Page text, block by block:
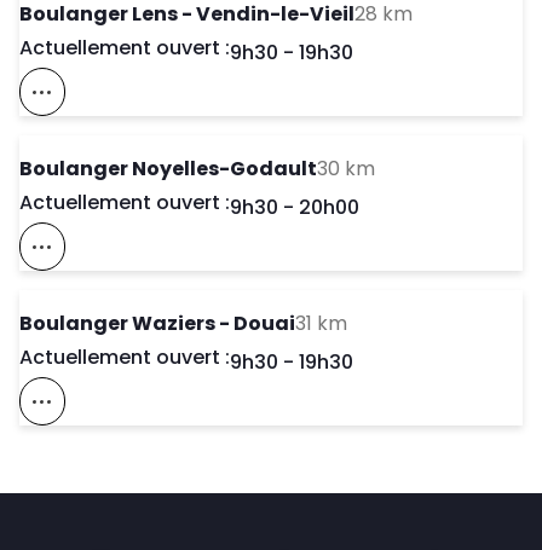
Boulanger Lens - Vendin-le-Vieil28 km
Actuellement ouvert :Day of the Week
9h30 - 19h30
Voir Ce Magasin Sur La Carte
Boulanger Noyelles-Godault30 km
Actuellement ouvert :Day of the Week
9h30 - 20h00
Voir Ce Magasin Sur La Carte
Boulanger Waziers - Douai31 km
Actuellement ouvert :Day of the Week
9h30 - 19h30
Voir Ce Magasin Sur La Carte